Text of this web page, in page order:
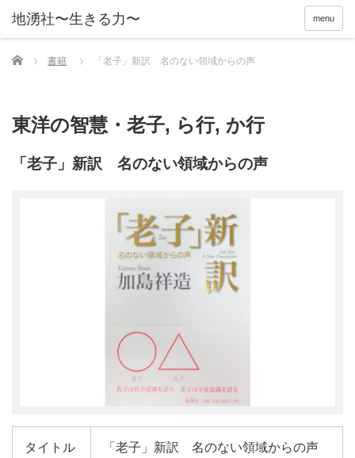
menu
Home 書籍 「老子」新訳 名のない領域からの声
東洋の智慧・老子, ら行, か行
「老子」新訳 名のない領域からの声
タイトル 「老子」新訳 名のない領域からの声